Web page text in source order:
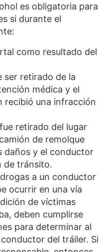
es obligatoria para
si durante el
como resultado del
ser retirado de la
médica y el
recibió una infracción
retirado del lugar
de remolque
daños y el conductor
de tránsito.
a un conductor
ocurrir en una vía
de víctimas
deben cumplirse
para determinar al
del tráiler. Si